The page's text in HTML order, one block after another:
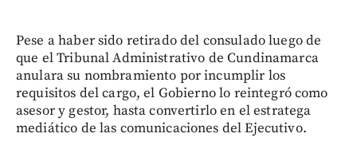
Pese a haber sido retirado del consulado luego de
que el Tribunal Administrativo de Cundinamarca
anulara su nombramiento por incumplir los
requisitos del cargo, el Gobierno lo reintegró como
asesor y gestor, hasta convertirlo en el estratega
mediático de las comunicaciones del Ejecutivo.